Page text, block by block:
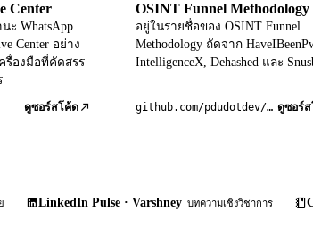
Center
ะ WhatsApp
Center อย่าง
รื่องมือที่คัดสรร
ดูซอร์สโค้ด
OSINT Funnel Methodology
อยู่ในรายชื่อของ OSINT Funnel
Methodology ถัดจาก
IntelligenceX, Dehashed และ
github.com/pdudotdev/ofm ดูซอร์
LinkedIn Pulse · Varshney บทความเชิงวิชาการ